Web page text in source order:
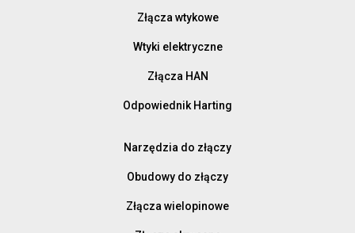
Złącza wtykowe
Wtyki elektryczne
Złącza HAN
Odpowiednik Harting
Narzędzia do złączy
Obudowy do złączy
Złącza wielopinowe